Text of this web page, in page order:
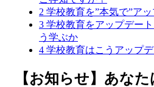
2 学校教育を”本気で”ア
3 学校教育をアップデー
う学ぶか
4 学校教育はこうアップデ
【お知らせ】あな